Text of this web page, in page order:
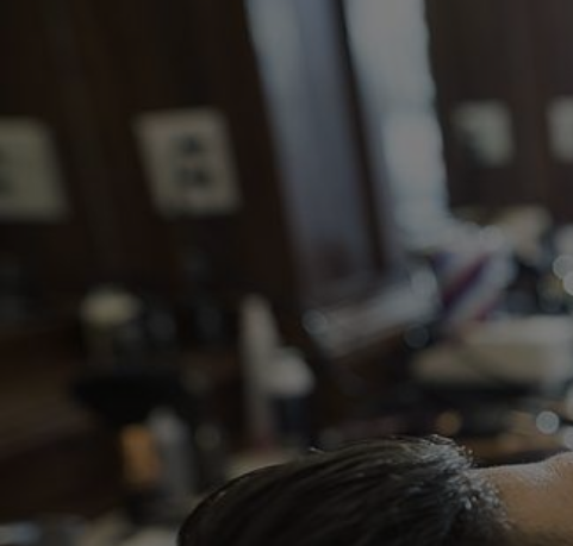
Panneau de gestion des cookies